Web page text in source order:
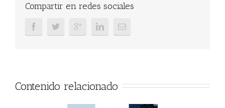
Compartir en redes sociales
Contenido relacionado